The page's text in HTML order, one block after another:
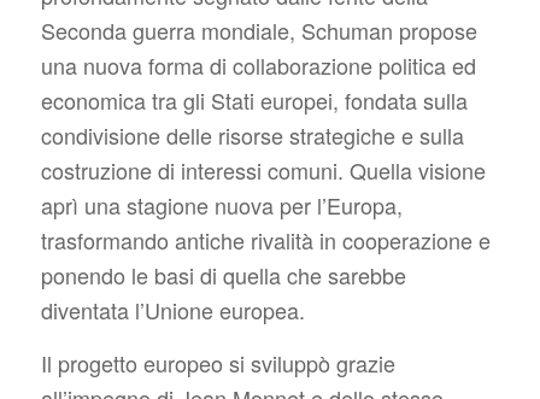
Seconda guerra mondiale, Schuman propose
una nuova forma di collaborazione politica ed
economica tra gli Stati europei, fondata sulla
condivisione delle risorse strategiche e sulla
costruzione di interessi comuni. Quella visione
aprì una stagione nuova per l’Europa,
trasformando antiche rivalità in cooperazione e
ponendo le basi di quella che sarebbe
diventata l’Unione europea.
Il progetto europeo si sviluppò grazie